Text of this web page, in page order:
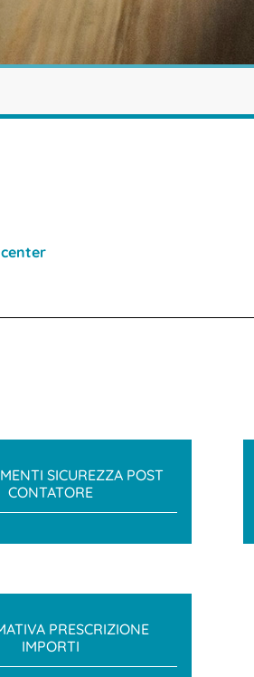
SICUREZZA POST
CONTATORE
PRESCRIZIONE
IMPORTI